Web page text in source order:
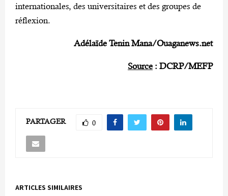
internationales, des universitaires et des groupes de
réflexion.
Adélaïde Tenin Mana/Ouaganews.net
Source : DCRP/MEFP
PARTAGER 0
ARTICLES SIMILAIRES